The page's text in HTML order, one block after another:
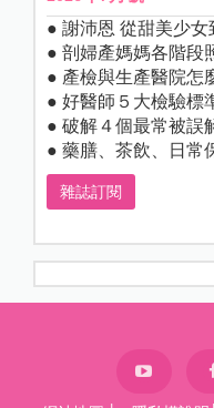
● 謝沛恩 從甜美少女
● 剖婦產媽媽各階段
● 產檢與生產醫院怎
● 好醫師５大檢驗標
● 破解４個最常被誤
● 藥膳、茶飲、日常
雜誌訂閱